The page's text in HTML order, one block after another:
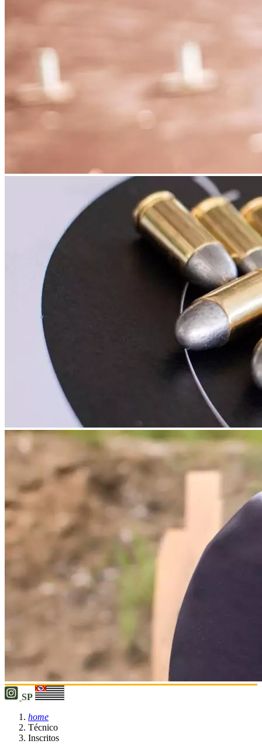
SP
home
Técnico
Inscritos